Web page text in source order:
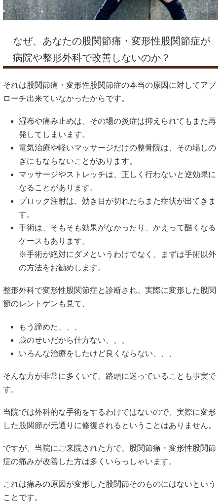
なぜ、あなたの股関節痛・変形性股関節症が
病院や整形外科で改善しないのか？
それは股関節痛・変形性股関節症の本当の原因に対してアプ
ローチ出来ていなかったからです。
湿布や痛み止めは、その場の炎症は抑えられてもまた再
発してしまいます。
電気治療や軽いマッサージだけの整骨院は、その場しの
ぎにもならないことがあります。
マッサージやストレッチは、正しく行わないと逆効果に
なることがあります。
ブロック注射は、効き目が切れたらまた症状が出てきま
す。
手術は、そもそも効果がなかったり、かえって酷くなる
ケースもあります。
※手術が絶対にダメというわけでなく、まずは手術以外
の方法をお勧めします。
整形外科で変形性股関節症と診断され、実際に変形した股関
節のレントゲンも見て、
もう諦めた、、、
歳のせいだから仕方ない、、、
いろんな治療をしたけど良くならない、、、
そんな方が非常に多くいて、路頭に迷っていることも事実で
す。
当院では外科的な手術をするわけではないので、実際に変形
した股関節が元通りに修復されるということはありません。
ですが、当院にご来院された方で、股関節痛・変形性股関節
症の痛みが改善した方は多くいらっしゃいます。
これは痛みの原因が変形した股関節そのものにはないという
ことです。